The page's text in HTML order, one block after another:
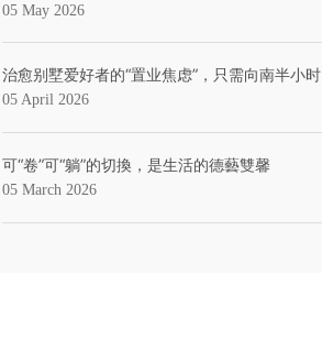
05 May 2026
治愈别墅爱好者的“置业焦虑”，只需向南半小时
05 April 2026
可“卷”可“躺”的切換，是生活的德藝雙馨
05 March 2026